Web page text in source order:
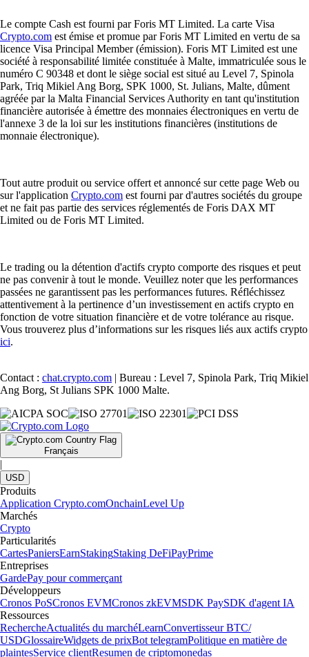
Le compte Cash est fourni par Foris MT Limited. La carte Visa
Crypto.com est émise et promue par Foris MT Limited en vertu de sa
licence Visa Principal Member (émission). Foris MT Limited est une
société à responsabilité limitée constituée à Malte, immatriculée sous le
numéro C 90348 et dont le siège social est situé au Level 7, Spinola
Park, Triq Mikiel Ang Borg, SPK 1000, St. Julians, Malte, dûment
agréée par la Malta Financial Services Authority en tant qu'institution
financière autorisée à émettre des monnaies électroniques en vertu de
l'annexe 3 de la loi sur les institutions financières (institutions de
monnaie électronique).
Tout autre produit ou service offert et annoncé sur cette page Web ou
sur l'application Crypto.com est fourni par d'autres sociétés du groupe
et ne fait pas partie des services réglementés de Foris DAX MT
Limited ou de Foris MT Limited.
Le trading ou la détention d'actifs crypto comporte des risques et peut
ne pas convenir à tout le monde. Veuillez noter que les performances
passées ne garantissent pas les performances futures. Réfléchissez
attentivement à la pertinence d’un investissement en actifs crypto en
fonction de votre situation financière et de votre tolérance au risque.
Vous trouverez plus d’informations sur les risques liés aux actifs crypto
ici.
Contact : chat.crypto.com | Bureau : Level 7, Spinola Park, Triq Mikiel
Ang Borg, St Julians SPK 1000 Malte.
Français
|
USD
Produits
Application Crypto.comOnchainLevel Up
Marchés
Crypto
Particularités
CartesPaniersEarnStakingStaking DeFiPayPrime
Entreprises
GardePay pour commerçant
Développeurs
Cronos PoSCronos EVMCronos zkEVMSDK PaySDK d'agent IA
Ressources
RechercheActualités du marchéLearnConvertisseur BTC/
USDGlossaireWidgets de prixBot telegramPolitique en matière de
plaintesService clientResumen de criptomonedas